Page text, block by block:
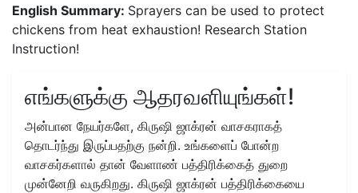
English Summary: Sprayers can be used to protect
chickens from heat exhaustion! Research Station
Instruction!
எங்களுக்கு ஆதரவளியுங்கள்!
அன்பான நேயர்களே, கிருஷி ஜாக்ரன் வாசகராகத்
தொடர்ந்து இருப்பதற்கு நன்றி. உங்களைப் போன்ற
வாசகர்களால் தான் வேளாண் பத்திரிக்கைத் துறை
முன்னேறி வருகிறது. கிருஷி ஜாக்ரன் பத்திரிக்கையை